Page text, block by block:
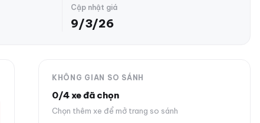
Cập nhật giá
9/3/26
KHÔNG GIAN SO SÁNH
0/4 xe đã chọn
Chọn thêm xe để mở trang so sánh